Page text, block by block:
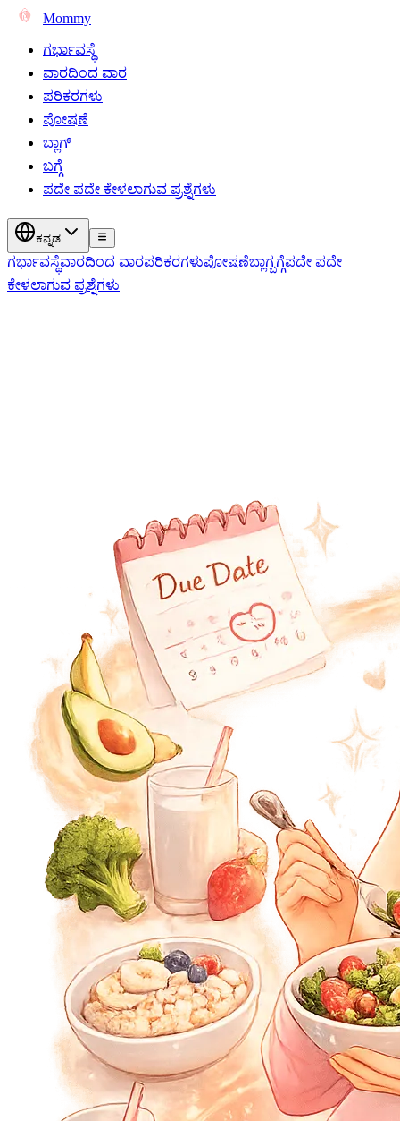
Mommy
ಗರ್ಭಾವಸ್ಥೆ
ವಾರದಿಂದ ವಾರ
ಪರಿಕರಗಳು
ಪೋಷಣೆ
ಬ್ಲಾಗ್
ಬಗ್ಗೆ
ಪದೇ ಪದೇ ಕೇಳಲಾಗುವ ಪ್ರಶ್ನೆಗಳು
ಕನ್ನಡ
ಗರ್ಭಾವಸ್ಥೆವಾರದಿಂದ ವಾರಪರಿಕರಗಳುಪೋಷಣೆಬ್ಲಾಗ್ ಬಗ್ಗೆಪದೇ ಪದೇ
ಕೇಳಲಾಗುವ ಪ್ರಶ್ನೆಗಳು